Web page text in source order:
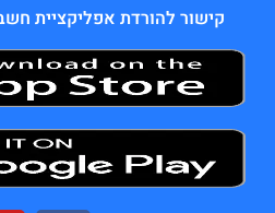
קישור להורדת אפליקציית